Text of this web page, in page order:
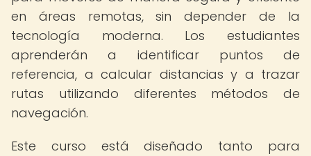
en áreas remotas, sin depender de la
tecnología moderna. Los estudiantes
aprenderán a identificar puntos de
referencia, a calcular distancias y a trazar
rutas utilizando diferentes métodos de
navegación.
Este curso está diseñado tanto para